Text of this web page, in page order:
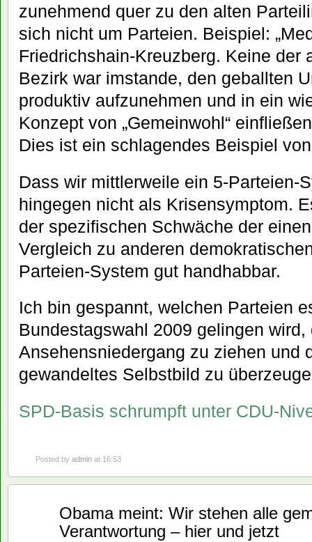
zunehmend quer zu den alten
sich nicht um Parteien. Beispiel:
Friedrichshain-Kreuzberg. Keine der
Bezirk war imstande, den geballten
produktiv aufzunehmen und in ein
Konzept von „Gemeinwohl“
Dies ist ein schlagendes Beispiel
Dass wir mittlerweile ein 5-Parteien-
hingegen nicht als Krisensymptom.
der spezifischen Schwäche der
Vergleich zu anderen
Parteien-System gut handhabbar.
Ich bin gespannt, welchen Parteien
Bundestagswahl 2009 gelingen
Ansehensniedergang zu ziehen und
gewandeltes Selbstbild zu
SPD-Basis schrumpft unter CDU-
Posted by admin at 16:53
Obama meint: Wir stehen alle
Verantwortung – hier und jetzt